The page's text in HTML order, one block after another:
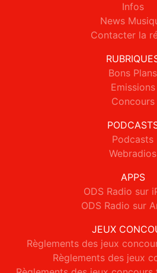
Infos
News
Contacter la
Bons Plans
Emissions
Concours
Podcasts
Webradios
APPS
ODS Radio sur
ODS Radio sur
JEUX
Règlements des jeux
Règlements des jeux